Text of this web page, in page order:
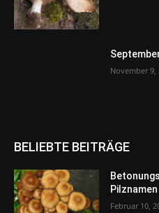
November 9,
BELIEBTE BEITRÄGE
Pilznamen
Februar 10,